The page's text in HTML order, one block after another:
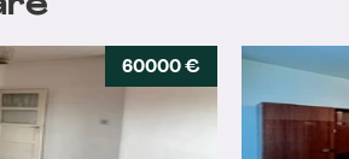
60000 €